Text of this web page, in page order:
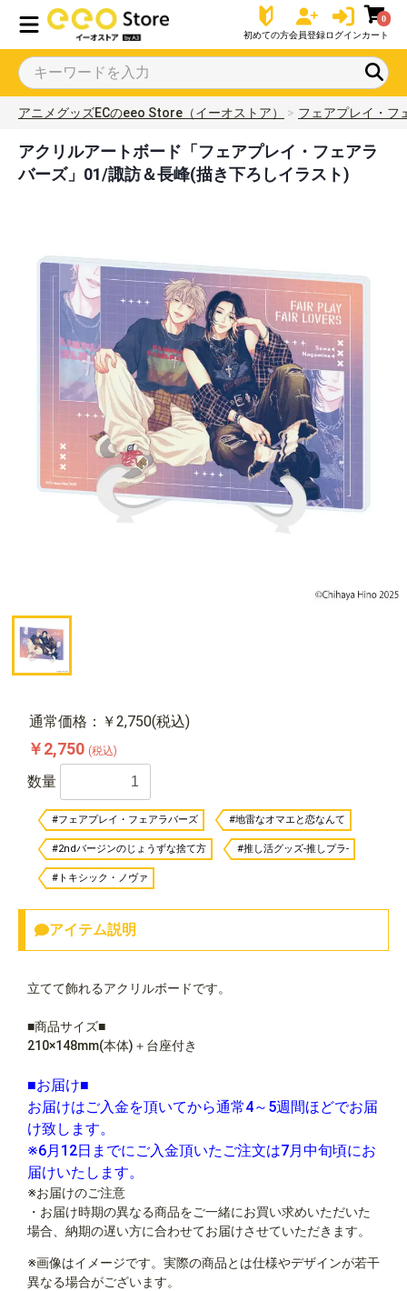
初めての方会員登録ログイン
0
カート
アニメグッズECのeeo Store（イーオストア） フェアプレイ・フ
アクリルアートボード「フェアプレイ・フェアラ
バーズ」01/諏訪＆長峰(描き下ろしイラスト)
通常価格：￥2,750(税込)
￥2,750 (税込)
数量
#フェアプレイ・フェアラバーズ #地雷なオマエと恋なんて
#2ndバージンのじょうずな捨て方 #推し活グッズ-推しプラ-
#トキシック・ノヴァ
アイテム説明
立てて飾れるアクリルボードです。
■商品サイズ■
210×148mm(本体)＋台座付き
■お届け■
お届けはご入金を頂いてから通常4～5週間ほどでお届
け致します。
※6月12日までにご入金頂いたご注文は7月中旬頃にお
届けいたします。
※お届けのご注意
・お届け時期の異なる商品をご一緒にお買い求めいただいた
場合、納期の遅い方に合わせてお届けさせていただきます。
※画像はイメージです。実際の商品とは仕様やデザインが若干
異なる場合がございます。